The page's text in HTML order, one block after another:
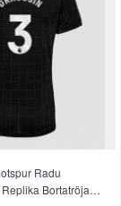
Radu
Bortatröja